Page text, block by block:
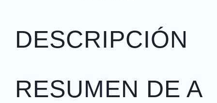
DESCRIPCIÓN
RESUMEN DE A